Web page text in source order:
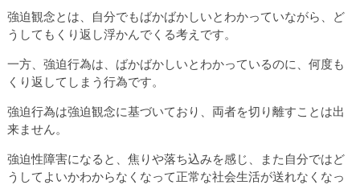
強迫観念とは、自分でもばかばかしいとわかっていながら、ど
うしてもくり返し浮かんでくる考えです。
一方、強迫行為は、ばかばかしいとわかっているのに、何度も
くり返してしまう行為です。
強迫行為は強迫観念に基づいており、両者を切り離すことは出
来ません。
強迫性障害になると、焦りや落ち込みを感じ、また自分ではど
うしてよいかわからなくなって正常な社会生活が送れなくなっ